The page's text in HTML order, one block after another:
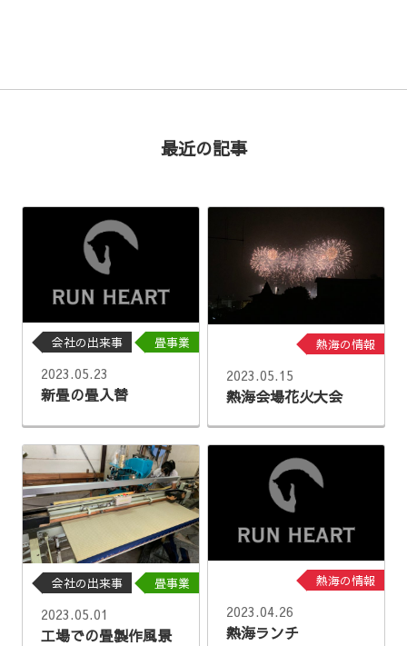
最近の記事
会社の出来事 畳事業
2023.05.23
新畳の畳入替
熱海の情報
2023.05.15
熱海会場花火大会
会社の出来事 畳事業
2023.05.01
工場での畳製作風景
熱海の情報
2023.04.26
熱海ランチ